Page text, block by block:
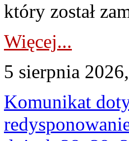
który został
Więcej...
5 sierpnia
Komunikat